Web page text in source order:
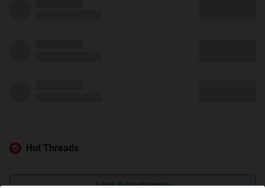
Hot Threads
Lihat Selengkapnya